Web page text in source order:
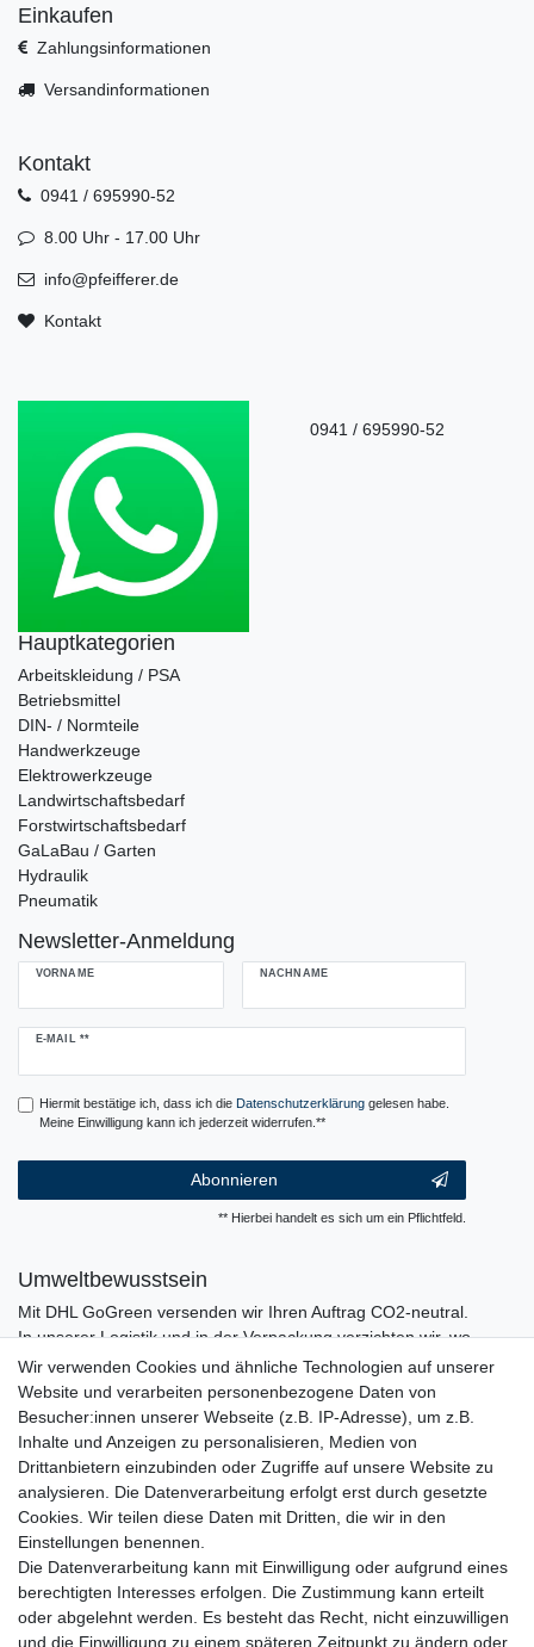
Einkaufen
Zahlungsinformationen
Versandinformationen
Kontakt
0941 / 695990-52
8.00 Uhr - 17.00 Uhr
info@pfeifferer.de
Kontakt
0941 / 695990-52
Hauptkategorien
Arbeitskleidung / PSA
Betriebsmittel
DIN- / Normteile
Handwerkzeuge
Elektrowerkzeuge
Landwirtschaftsbedarf
Forstwirtschaftsbedarf
GaLaBau / Garten
Hydraulik
Pneumatik
Newsletter-Anmeldung
VORNAME NACHNAME
E-MAIL **
Newsletter
Hiermit bestätige ich, dass ich die Daten­schutz­erklärunggelesen habe.
Meine Einwilligung kann ich jederzeit widerrufen.**
Abonnieren
** Hierbei handelt es sich um ein Pflichtfeld.
Umweltbewusstsein
Mit DHL GoGreen versenden wir Ihren Auftrag CO2-neutral.
In unserer Logistik und in der Verpackung verzichten wir, wo
immer es möglich ist, auf den Einsatz von Kunststoffen und
Plastik.
Wir verwenden Cookies und ähnliche Technologien auf unserer
Website und verarbeiten personenbezogene Daten von
Besucher:innen unserer Webseite (z.B. IP-Adresse), um z.B.
Inhalte und Anzeigen zu personalisieren, Medien von
Drittanbietern einzubinden oder Zugriffe auf unsere Website zu
analysieren. Die Datenverarbeitung erfolgt erst durch gesetzte
Cookies. Wir teilen diese Daten mit Dritten, die wir in den
Einstellungen benennen.
Die Datenverarbeitung kann mit Einwilligung oder aufgrund eines
berechtigten Interesses erfolgen. Die Zustimmung kann erteilt
oder abgelehnt werden. Es besteht das Recht, nicht einzuwilligen
und die Einwilligung zu einem späteren Zeitpunkt zu ändern oder